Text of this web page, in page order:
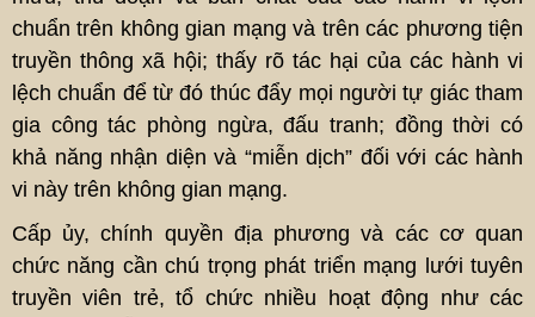
chuẩn trên không gian mạng và trên các phương tiện
truyền thông xã hội; thấy rõ tác hại của các hành vi
lệch chuẩn để từ đó thúc đẩy mọi người tự giác tham
gia công tác phòng ngừa, đấu tranh; đồng thời có
khả năng nhận diện và “miễn dịch” đối với các hành
vi này trên không gian mạng.
Cấp ủy, chính quyền địa phương và các cơ quan
chức năng cần chú trọng phát triển mạng lưới tuyên
truyền viên trẻ, tổ chức nhiều hoạt động như các